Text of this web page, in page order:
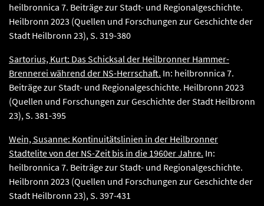
heilbronnica 7. Beiträge zur Stadt- und Regionalgeschichte.
Heilbronn 2023 (Quellen und Forschungen zur Geschichte der
Stadt Heilbronn 23), S. 319-380
Sartorius, Kurt: Das Schicksal der Heilbronner Hammer-
Brennerei während der NS-Herrschaft. In: heilbronnica 7.
Beiträge zur Stadt- und Regionalgeschichte. Heilbronn 2023
(Quellen und Forschungen zur Geschichte der Stadt Heilbronn
23), S. 381-395
Wein, Susanne: Kontinuitätslinien in der Heilbronner
Stadtelite von der NS-Zeit bis in die 1960er Jahre. In:
heilbronnica 7. Beiträge zur Stadt- und Regionalgeschichte.
Heilbronn 2023 (Quellen und Forschungen zur Geschichte der
Stadt Heilbronn 23), S. 397-431